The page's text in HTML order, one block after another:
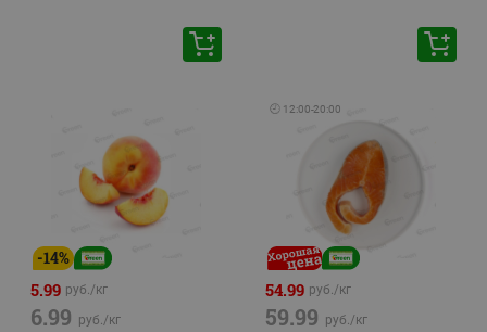
-14%
5.99 руб./кг
6.99 руб./кг
🕘 12:00-20:00
54.99 руб./кг
59.99 руб./кг